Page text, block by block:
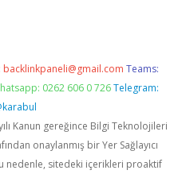
backlinkpaneli@gmail.com Teams:
0262 606 0 726 Telegram:
Kanun gereğince Bilgi Teknolojileri
onaylanmış bir Yer Sağlayıcı
nedenle, sitedeki içerikleri proaktif